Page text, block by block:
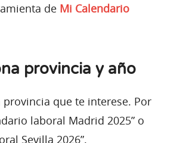
de Mi Calendario
provincia y año
provincia que te interese. Por
laboral Madrid 2025” o
Sevilla 2026”.